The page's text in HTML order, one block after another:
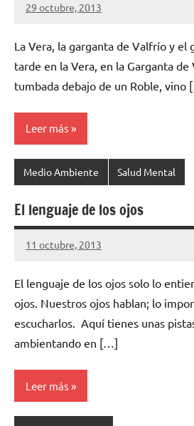
29 octubre, 2013
cuidasdeti
No
comentarios
La Vera, la garganta de Valfrío y el
tarde en la Vera, en la Garganta
tumbada debajo de un Roble, vino
Leer más
Medio Ambiente Salud Mental
El lenguaje de los ojos
11 octubre, 2013
cuidasdeti
2
El lenguaje de los ojos solo lo
ojos. Nuestros ojos hablan; lo
escucharlos. Aquí tienes unas
ambientando en […]
Leer más